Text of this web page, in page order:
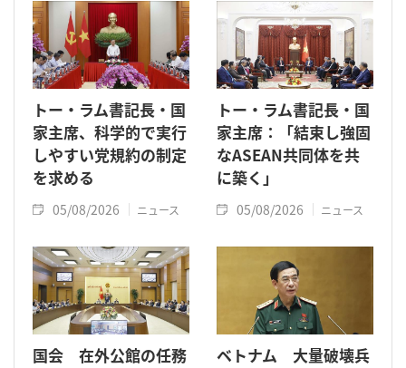
トー・ラム書記長・国
家主席、科学的で実行
しやすい党規約の制定
を求める
05/08/2026 ニュース
トー・ラム書記長・国
家主席：「結束し強固
なASEAN共同体を共
に築く」
05/08/2026 ニュース
国会 在外公館の任務
ベトナム 大量破壊兵